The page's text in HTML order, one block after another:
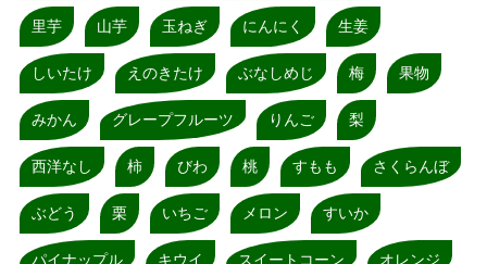
里芋 山芋 玉ねぎ にんにく 生姜
しいたけ えのきたけ ぶなしめじ 梅 果物
みかん グレープフルーツ りんご 梨
西洋なし 柿 びわ 桃 すもも さくらんぼ
ぶどう 栗 いちご メロン すいか
パイナップル キウイ スイートコーン オレンジ